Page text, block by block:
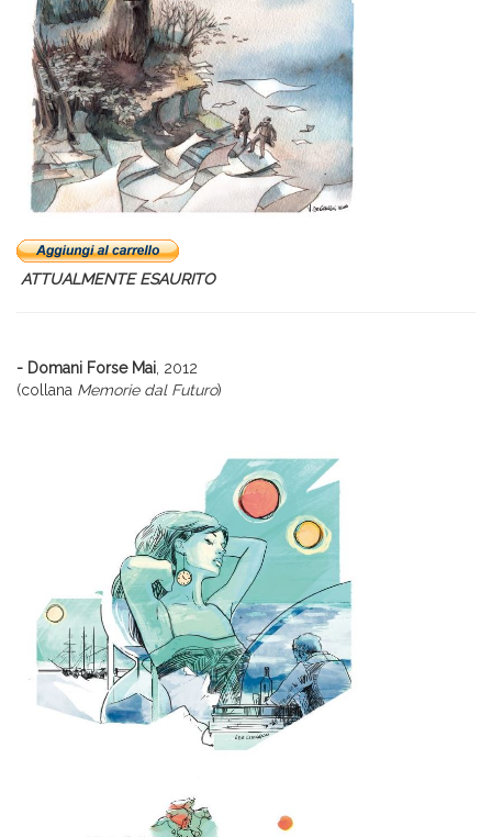
ATTUALMENTE ESAURITO
- Domani Forse Mai , 2012
(collana Memorie dal Futuro)